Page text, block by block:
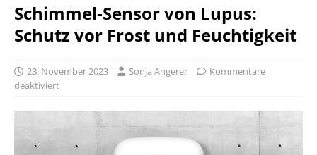
Schimmel-Sensor von Lupus:
Schutz vor Frost und Feuchtigkeit
23. November 2023 Sonja Angerer
Kommentare
deaktiviert